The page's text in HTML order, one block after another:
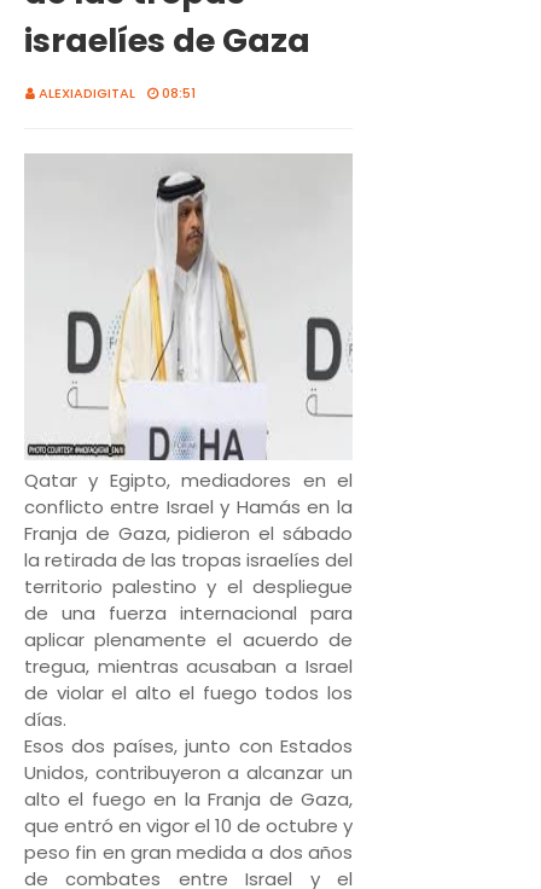
israelíes de Gaza
ALEXIADIGITAL 08:51
Qatar y Egipto, mediadores en el
conflicto entre Israel y Hamás en la
Franja de Gaza, pidieron el sábado
la retirada de las tropas israelíes del
territorio palestino y el despliegue
de una fuerza internacional para
aplicar plenamente el acuerdo de
tregua, mientras acusaban a Israel
de violar el alto el fuego todos los
días.
Esos dos países, junto con Estados
Unidos, contribuyeron a alcanzar un
alto el fuego en la Franja de Gaza,
que entró en vigor el 10 de octubre y
peso fin en gran medida a dos años
de combates entre Israel y el